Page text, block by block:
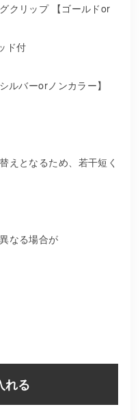
クリップ 【ゴールドor
ド付
ルバーorノンカラー】
えとなるため、若干短く
なる場合が
れる